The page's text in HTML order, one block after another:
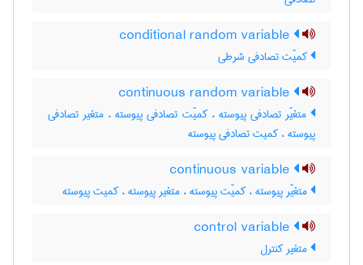
کمیّت تصادفی شرطی
متغیّر تصادفی پیوسته ، کمیّت تصادفی پیوسته ، متغیر تصادفی
پیوسته ، کمیت تصادفی پیوسته
متغیّر پیوسته ، کمیّت پیوسته ، متغیر پیوسته ، کمیت پیوسته
متغیر کنترل